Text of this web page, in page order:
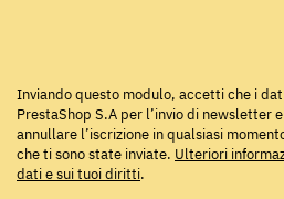
Inviando questo modulo, accetti che i
PrestaShop S.A per l’invio di newsletter
annullare l’iscrizione in qualsiasi
che ti sono state inviate. Ulteriori
dati e sui tuoi diritti.